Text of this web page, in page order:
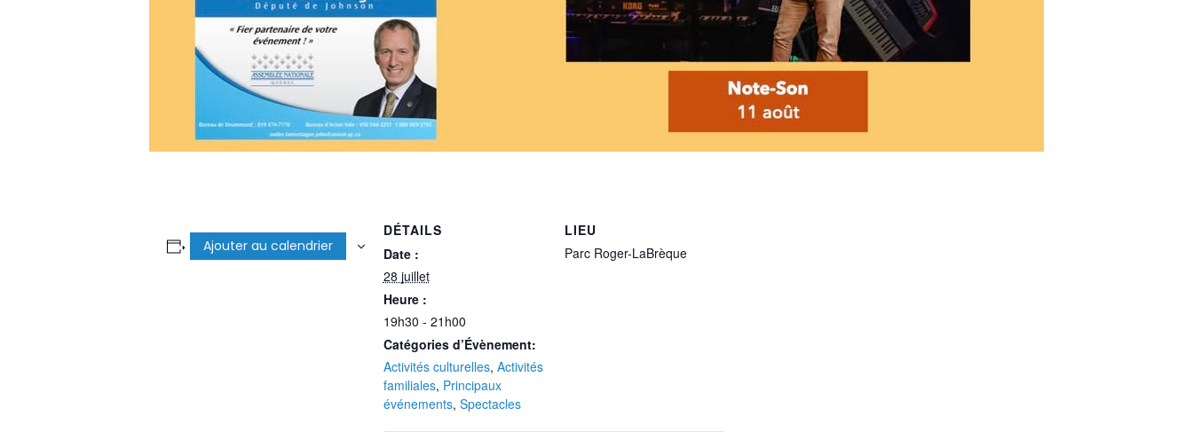
Ajouter au calendrier
DÉTAILS
Date :
28 juillet
Heure :
19h30 - 21h00
Catégories d’Évènement:
Activités culturelles, Activités
familiales, Principaux
événements, Spectacles
LIEU
Parc Roger-LaBrèque